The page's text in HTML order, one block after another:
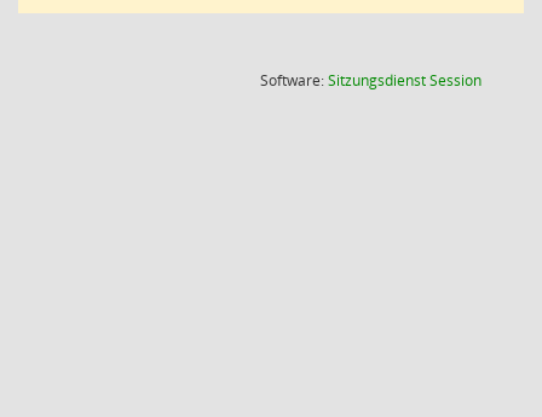
Software:SitzungsdienstSession(Wird in